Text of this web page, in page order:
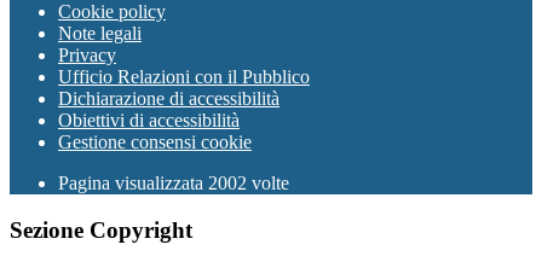
Cookie policy
Note legali
Privacy
Ufficio Relazioni con il Pubblico
Dichiarazione di accessibilità
Obiettivi di accessibilità
Gestione consensi cookie
Pagina visualizzata 2002 volte
Sezione Copyright